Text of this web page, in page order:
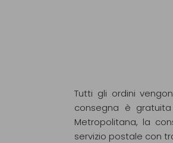
Tutti gli ordini
consegna è
Metropolitana, la
servizio postale con